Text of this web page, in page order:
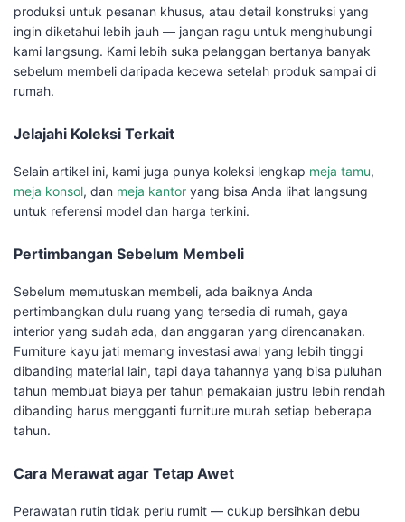
produksi untuk pesanan khusus, atau detail konstruksi yang
ingin diketahui lebih jauh — jangan ragu untuk menghubungi
kami langsung. Kami lebih suka pelanggan bertanya banyak
sebelum membeli daripada kecewa setelah produk sampai di
rumah.
Jelajahi Koleksi Terkait
Selain artikel ini, kami juga punya koleksi lengkap meja tamu,
meja konsol, dan meja kantor yang bisa Anda lihat langsung
untuk referensi model dan harga terkini.
Pertimbangan Sebelum Membeli
Sebelum memutuskan membeli, ada baiknya Anda
pertimbangkan dulu ruang yang tersedia di rumah, gaya
interior yang sudah ada, dan anggaran yang direncanakan.
Furniture kayu jati memang investasi awal yang lebih tinggi
dibanding material lain, tapi daya tahannya yang bisa puluhan
tahun membuat biaya per tahun pemakaian justru lebih rendah
dibanding harus mengganti furniture murah setiap beberapa
tahun.
Cara Merawat agar Tetap Awet
Perawatan rutin tidak perlu rumit — cukup bersihkan debu